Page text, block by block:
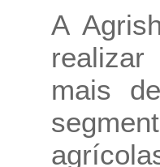
A
realizar
mais